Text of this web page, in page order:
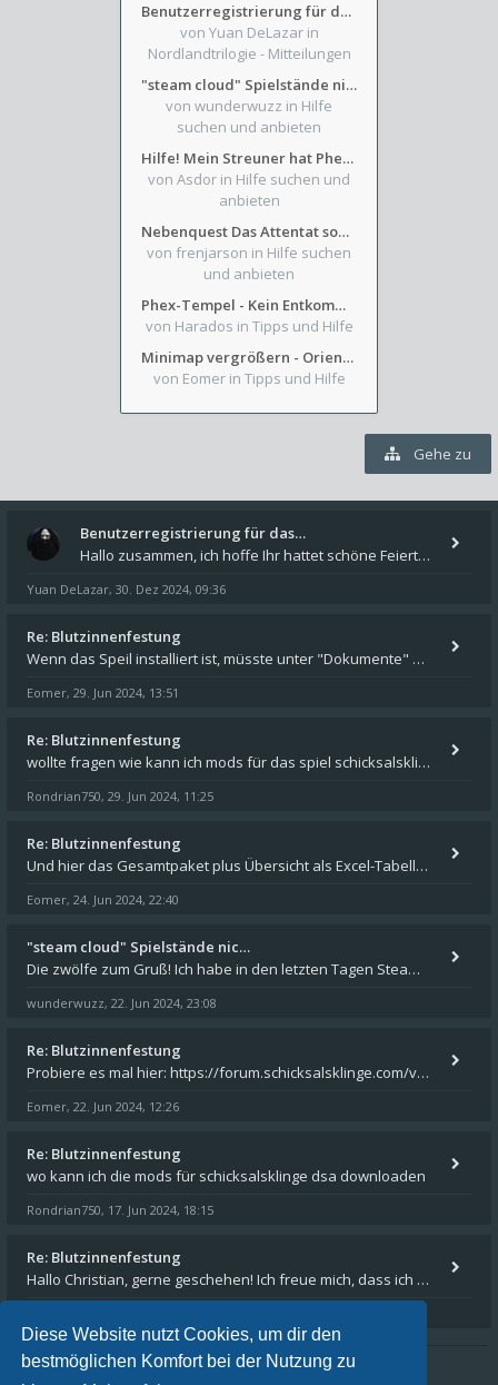
Diese Website nutzt Cookies, um dir den
bestmöglichen Komfort bei der Nutzung zu
Benutzerregistrierung für das SchickHD-/SchweifHD-Forum gesperrt
von Yuan DeLazar in
Nordlandtrilogie - Mitteilungen
"steam cloud" Spielstände nicht verfügbar
von wunderwuzz in Hilfe
suchen und anbieten
Hilfe! Mein Streuner hat Phexens Gunst verloren...
von Asdor in Hilfe suchen und
anbieten
Nebenquest Das Attentat sowie Beilunker Reiter und zwei kleine Ausrüstungsfragen
von frenjarson in Hilfe suchen
und anbieten
Phex-Tempel - Kein Entkommen aus Weinkeller/Bibliothek Trakt
von Harados in Tipps und Hilfe
Minimap vergrößern - Orientierung in Blutzinnen
von Eomer in Tipps und Hilfe
Gehe zu
Benutzerregistrierung für das…
Hallo zusammen, ich hoffe Ihr hattet schöne Feiertage und kommt auch gut ins neue Jahr. Ich schreibe hier kurz zur Infor
Yuan DeLazar, 30. Dez 2024, 09:36
Re: Blutzinnenfestung
Wenn das Speil installiert ist, müsste unter "Dokumente" auf Deinem Rechner ein Verzeichnis "blade of destiny" sein. Dar
Eomer, 29. Jun 2024, 13:51
Re: Blutzinnenfestung
wollte fragen wie kann ich mods für das spiel schicksalsklinge in das spieleverzeichnis kopieren und in welches
Rondrian750, 29. Jun 2024, 11:25
Re: Blutzinnenfestung
Und hier das Gesamtpaket plus Übersicht als Excel-Tabelle: https://forum.schicksalsklinge.com/viewtopic.php?f=239&t=156
Eomer, 24. Jun 2024, 22:40
"steam cloud" Spielstände nic…
Die zwölfe zum Gruß! Ich habe in den letzten Tagen Steam auf meinem Desktop PC mit Windows 11 installiert und über Steam
wunderwuzz, 22. Jun 2024, 23:08
Re: Blutzinnenfestung
Probiere es mal hier: https://forum.schicksalsklinge.com/viewtopic.php?f=239&t=15661
Eomer, 22. Jun 2024, 12:26
Re: Blutzinnenfestung
wo kann ich die mods für schicksalsklinge dsa downloaden
Rondrian750, 17. Jun 2024, 18:15
Re: Blutzinnenfestung
Hallo Christian, gerne geschehen! Ich freue mich, dass ich Dir weiterhelfen konnte - und das Forum weiter "lebt". Denn